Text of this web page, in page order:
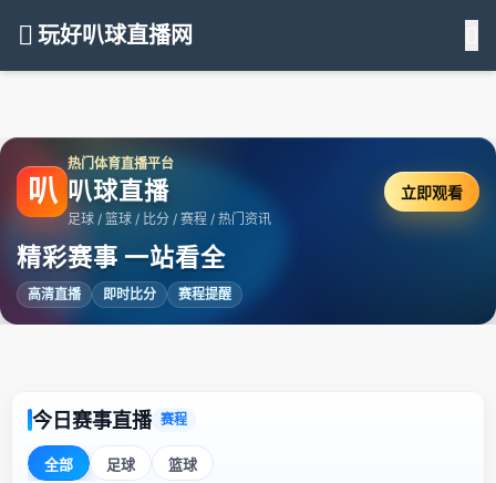
玩好叭球直播网
叭
热门体育直播平台
叭球直播
足球 / 篮球 / 比分 / 赛程 / 热门资讯
精彩赛事 一站看全
高清直播 即时比分 赛程提醒
立即观看